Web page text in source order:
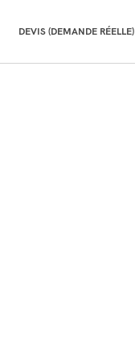
DEVIS (DEMANDE RÉELLE)